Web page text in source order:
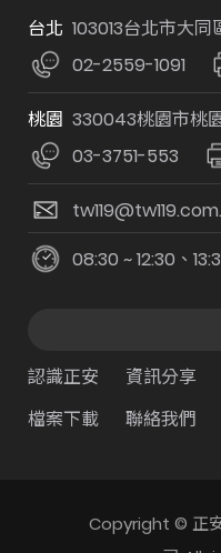
台北 103013台北市大
02-2559-1091
桃園 330043桃園市桃
03-3751-553
08:30 ~ 12:30、
認識正安
資訊分享
檔案下載
聯絡我們
Copyright © 正